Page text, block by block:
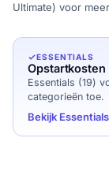
Ultimate) voor
ESSENTIALS
Opstartkosten
Essentials (19)
categorieën toe.
Bekijk Essentials